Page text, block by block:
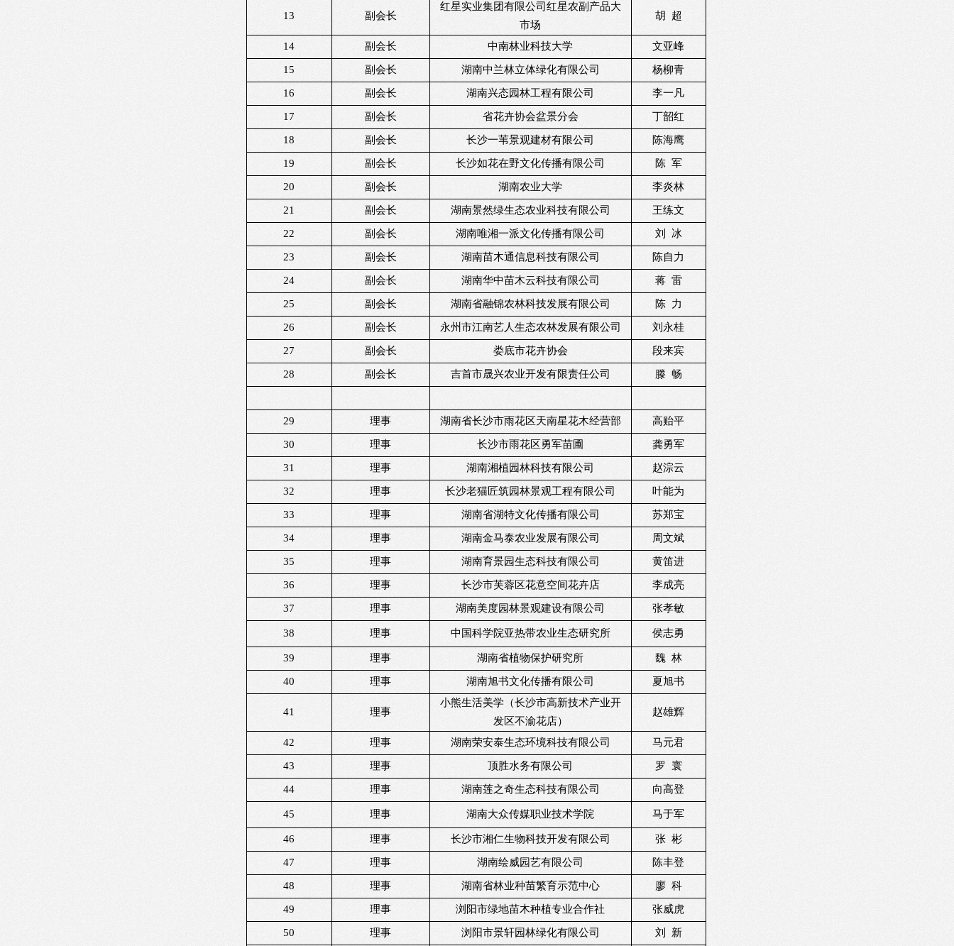
13 副会长
红星实业集团有限公司红星农副产品大
市场
胡 超
14 副会长 中南林业科技大学 文亚峰
15 副会长 湖南中兰林立体绿化有限公司 杨柳青
16 副会长 湖南兴态园林工程有限公司 李一凡
17 副会长 省花卉协会盆景分会 丁韶红
18 副会长 长沙一苇景观建材有限公司 陈海鹰
19 副会长 长沙如花在野文化传播有限公司 陈 军
20 副会长 湖南农业大学 李炎林
21 副会长 湖南景然绿生态农业科技有限公司 王练文
22 副会长 湖南唯湘一派文化传播有限公司 刘 冰
23 副会长 湖南苗木通信息科技有限公司 陈自力
24 副会长 湖南华中苗木云科技有限公司 蒋 雷
25 副会长 湖南省融锦农林科技发展有限公司 陈 力
26 副会长 永州市江南艺人生态农林发展有限公司 刘永桂
27 副会长 娄底市花卉协会 段来宾
28 副会长 吉首市晟兴农业开发有限责任公司 滕 畅
29 理事 湖南省长沙市雨花区天南星花木经营部 高贻平
30 理事 长沙市雨花区勇军苗圃 龚勇军
31 理事 湖南湘植园林科技有限公司 赵淙云
32 理事 长沙老猫匠筑园林景观工程有限公司 叶能为
33 理事 湖南省湖特文化传播有限公司 苏郑宝
34 理事 湖南金马泰农业发展有限公司 周文斌
35 理事 湖南育景园生态科技有限公司 黄笛进
36 理事 长沙市芙蓉区花意空间花卉店 李成亮
37 理事 湖南美度园林景观建设有限公司 张孝敏
38 理事 中国科学院亚热带农业生态研究所 侯志勇
39 理事 湖南省植物保护研究所 魏 林
40 理事 湖南旭书文化传播有限公司 夏旭书
41 理事
小熊生活美学（长沙市高新技术产业开
发区不渝花店）
赵雄辉
42 理事 湖南荣安泰生态环境科技有限公司 马元君
43 理事 顶胜水务有限公司 罗 寰
44 理事 湖南莲之奇生态科技有限公司 向高登
45 理事 湖南大众传媒职业技术学院 马于军
46 理事 长沙市湘仁生物科技开发有限公司 张 彬
47 理事 湖南绘威园艺有限公司 陈丰登
48 理事 湖南省林业种苗繁育示范中心 廖 科
49 理事 浏阳市绿地苗木种植专业合作社 张威虎
50 理事 浏阳市景轩园林绿化有限公司 刘 新